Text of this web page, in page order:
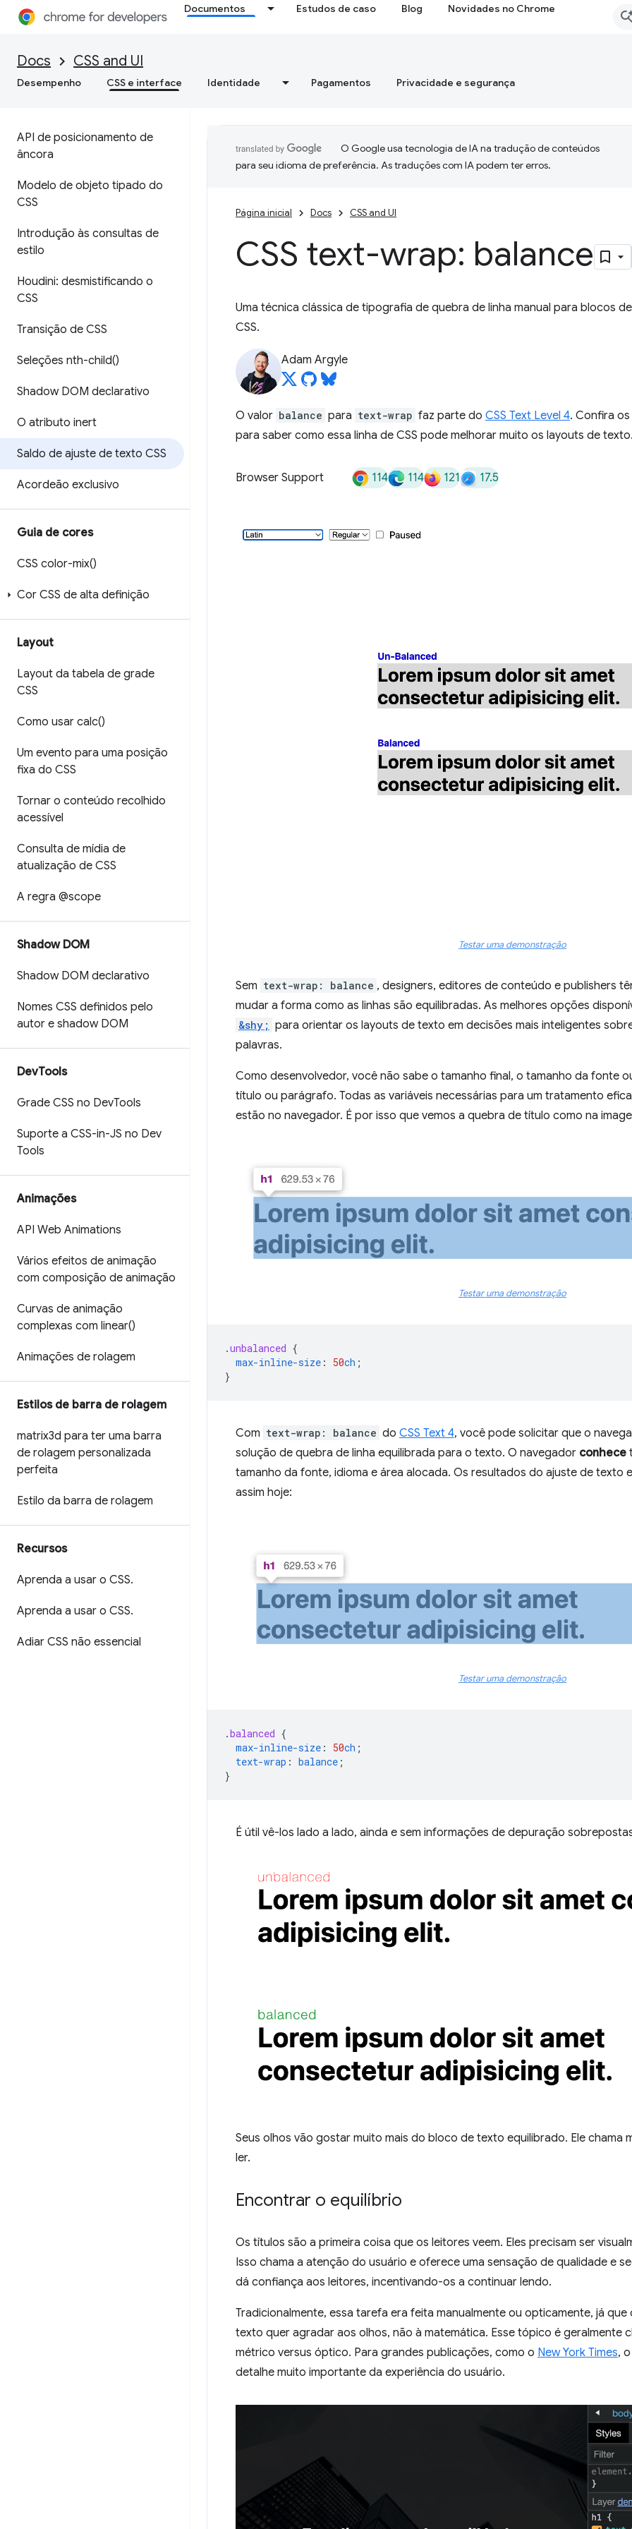
Documentos Estudos de caso Blog Novidades no Chrome
Docs CSS and UI
Desempenho CSS e interface Identidade Pagamentos Privacidade e segurança
API de posicionamento de
âncora
Modelo de objeto tipado do
CSS
Introdução às consultas de
estilo
Houdini: desmistificando o
CSS
Transição de CSS
Seleções nth-child()
Shadow DOM declarativo
O atributo inert
Saldo de ajuste de texto CSS
Acordeão exclusivo
Guia de cores
CSS color-mix()
Cor CSS de alta definição
Layout
Layout da tabela de grade
CSS
Como usar calc()
Um evento para uma posição
fixa do CSS
Tornar o conteúdo recolhido
acessível
Consulta de mídia de
atualização de CSS
A regra @scope
Shadow DOM
Shadow DOM declarativo
Nomes CSS definidos pelo
autor e shadow DOM
DevTools
Grade CSS no DevTools
Suporte a CSS-in-JS no Dev
Tools
Animações
API Web Animations
Vários efeitos de animação
com composição de animação
Curvas de animação
complexas com linear()
Animações de rolagem
Estilos de barra de rolagem
matrix3d para ter uma barra
de rolagem personalizada
perfeita
Estilo da barra de rolagem
Recursos
Aprenda a usar o CSS.
Aprenda a usar o CSS.
Adiar CSS não essencial
O Google usa tecnologia de IA na tradução de conteúdos
para seu idioma de preferência. As traduções com IA podem ter erros.
Página inicial Docs CSS and UI
CSS text-wrap: balance
Uma técnica clássica de tipografia de quebra de linha manual para blocos
CSS.
Adam Argyle
O valor balance para text-wrap faz parte do CSS Text Level 4. Confira
para saber como essa linha de CSS pode melhorar muito os layouts de
Browser Support 114 114 121 17.5
Testar uma demonstração
Sem text-wrap: balance , designers, editores de conteúdo e publishers
mudar a forma como as linhas são equilibradas. As melhores opções
&shy; para orientar os layouts de texto em decisões mais inteligentes
palavras.
Como desenvolvedor, você não sabe o tamanho final, o tamanho da fonte
título ou parágrafo. Todas as variáveis necessárias para um tratamento
estão no navegador. É por isso que vemos a quebra de título como na
Testar uma demonstração
.unbalanced {
max-inline-size : 50ch ;
}
Com text-wrap: balance do CSS Text 4, você pode solicitar que o
solução de quebra de linha equilibrada para o texto. O navegador conhece
tamanho da fonte, idioma e área alocada. Os resultados do ajuste de texto
assim hoje:
Testar uma demonstração
.balanced {
max-inline-size : 50ch ;
text-wrap : balance ;
}
É útil vê-los lado a lado, ainda e sem informações de depuração
Seus olhos vão gostar muito mais do bloco de texto equilibrado. Ele chama
ler.
Encontrar o equilíbrio
Os títulos são a primeira coisa que os leitores veem. Eles precisam ser
Isso chama a atenção do usuário e oferece uma sensação de qualidade e
dá confiança aos leitores, incentivando-os a continuar lendo.
Tradicionalmente, essa tarefa era feita manualmente ou opticamente, já
texto quer agradar aos olhos, não à matemática. Esse tópico é geralmente
métrico versus óptico. Para grandes publicações, como o New York Times,
detalhe muito importante da experiência do usuário.